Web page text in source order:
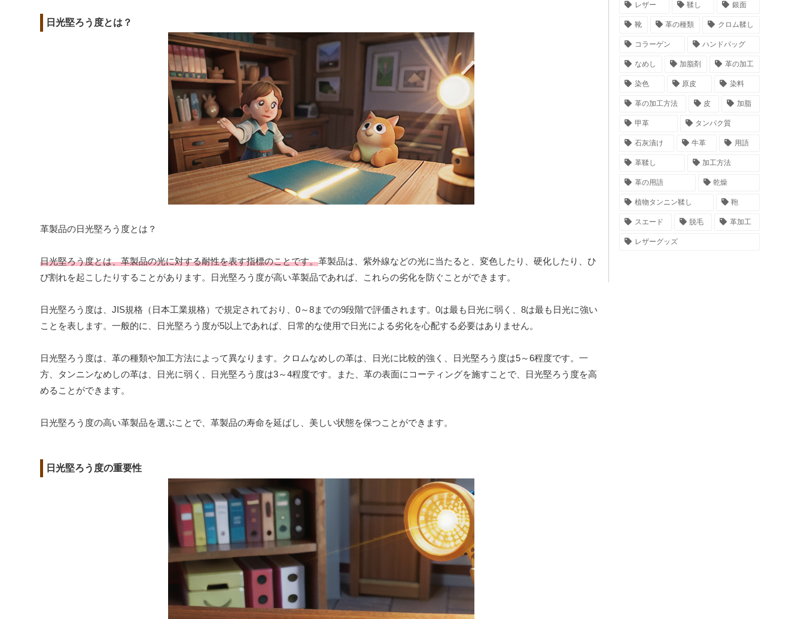
日光堅ろう度とは？
革製品の日光堅ろう度とは？
日光堅ろう度とは、革製品の光に対する耐性を表す指標のことです。革製品は、紫外線などの光に当たると、変色したり、硬化したり、ひ
び割れを起こしたりすることがあります。日光堅ろう度が高い革製品であれば、これらの劣化を防ぐことができます。
日光堅ろう度は、JIS規格（日本工業規格）で規定されており、0～8までの9段階で評価されます。0は最も日光に弱く、8は最も日光に強い
ことを表します。一般的に、日光堅ろう度が5以上であれば、日常的な使用で日光による劣化を心配する必要はありません。
日光堅ろう度は、革の種類や加工方法によって異なります。クロムなめしの革は、日光に比較的強く、日光堅ろう度は5～6程度です。一
方、タンニンなめしの革は、日光に弱く、日光堅ろう度は3～4程度です。また、革の表面にコーティングを施すことで、日光堅ろう度を高
めることができます。
日光堅ろう度の高い革製品を選ぶことで、革製品の寿命を延ばし、美しい状態を保つことができます。
日光堅ろう度の重要性
レザー 鞣し 銀面
靴 革の種類 クロム鞣し
コラーゲン ハンドバッグ
なめし 加脂剤 革の加工
染色 原皮 染料
革の加工方法 皮 加脂
甲革 タンパク質
石灰漬け 牛革 用語
革鞣し 加工方法
革の用語 乾燥
植物タンニン鞣し 鞄
スエード 脱毛 革加工
レザーグッズ